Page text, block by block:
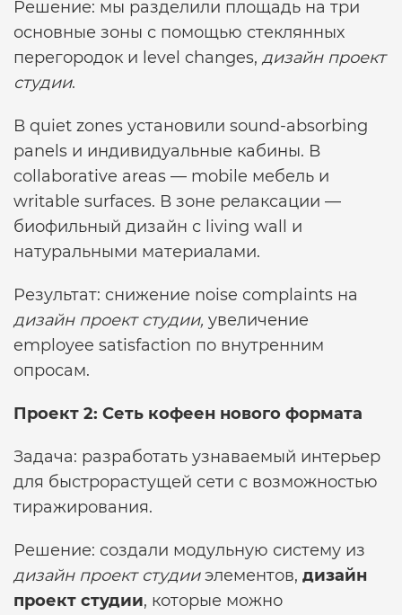
Решение: мы разделили площадь на три
основные зоны с помощью стеклянных
перегородок и level changes, дизайн проект
студии.
В quiet zones установили sound-absorbing
panels и индивидуальные кабины. В
collaborative areas — mobile мебель и
writable surfaces. В зоне релаксации —
биофильный дизайн с living wall и
натуральными материалами.
Результат: снижение noise complaints на
дизайн проект студии, увеличение
employee satisfaction по внутренним
опросам.
Проект 2: Сеть кофеен нового формата
Задача: разработать узнаваемый интерьер
для быстрорастущей сети с возможностью
тиражирования.
Решение: создали модульную систему из
дизайн проект студииэлементов, дизайн
проект студии, которые можно